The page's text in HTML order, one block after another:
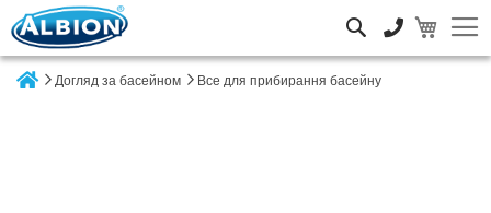
Догляд за басейном Все для прибирання басейну